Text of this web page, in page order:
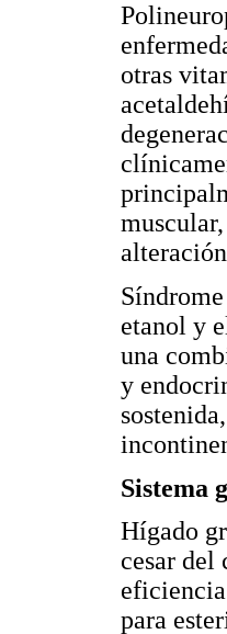
otras
etanol y
una
y
Sistema
Hígado
cesar del
para